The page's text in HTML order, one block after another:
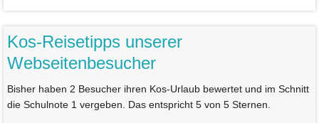
Kos-Reisetipps unserer
Webseitenbesucher
Bisher haben 2 Besucher ihren Kos-Urlaub bewertet und im Schnitt
die Schulnote 1 vergeben. Das entspricht 5 von 5 Sternen.